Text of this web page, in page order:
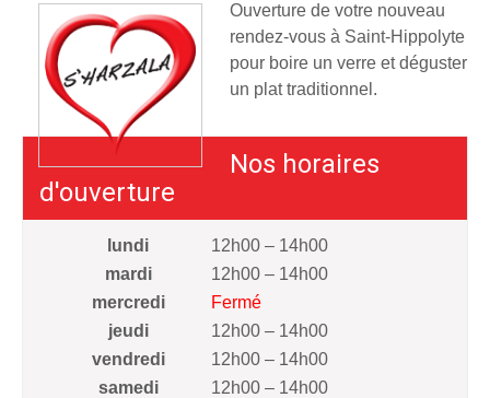
Ouverture de votre nouveau
rendez-vous à Saint-Hippolyte
pour boire un verre et déguster
un plat traditionnel.
Nos horaires
d'ouverture
lundi
12h00 – 14h00
mardi
12h00 – 14h00
mercredi
Fermé
jeudi
12h00 – 14h00
vendredi
12h00 – 14h00
samedi
12h00 – 14h00